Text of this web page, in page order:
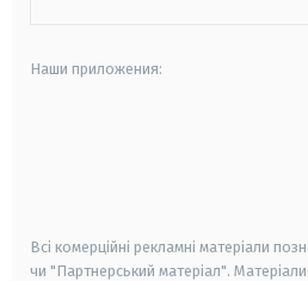
Наши приложения:
Всі комерційні рекламні матеріали
чи "Партнерський матеріал".